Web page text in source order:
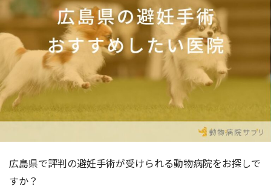
広島県で評判の避妊手術が受けられる動物病院をお探しで
すか？